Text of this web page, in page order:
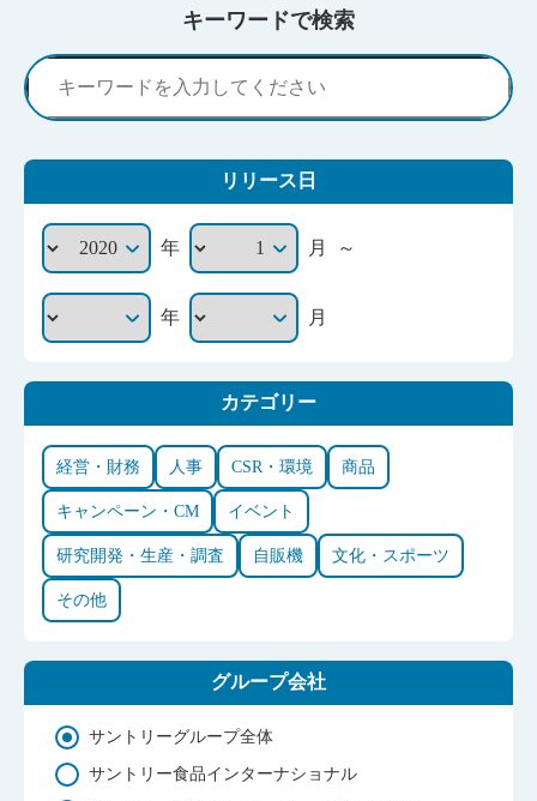
キーワードで検索
リリース日
年 月 ～
年 月
カテゴリー
経営・財務 人事 CSR・環境 商品
キャンペーン・CM イベント
研究開発・生産・調査 自販機 文化・スポーツ
その他
グループ会社
サントリーグループ全体
サントリー食品インターナショナル